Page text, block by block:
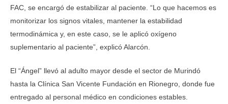
FAC, se encargó de estabilizar al paciente. “Lo que hacemos es
monitorizar los signos vitales, mantener la estabilidad
termodinámica y, en este caso, se le aplicó oxígeno
suplementario al paciente”, explicó Alarcón.
El “Ángel” llevó al adulto mayor desde el sector de Murindó
hasta la Clínica San Vicente Fundación en Rionegro, donde fue
entregado al personal médico en condiciones estables.